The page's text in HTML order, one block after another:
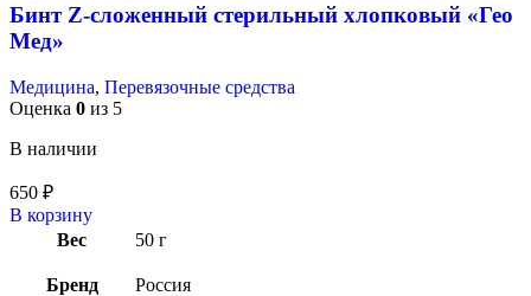
Бинт Z-сложенный стерильный хлопковый «Гео
Мед»
Медицина, Перевязочные средства
Оценка 0 из 5
В наличии
650 ₽
В корзину
Вес
50 г
Бренд Россия